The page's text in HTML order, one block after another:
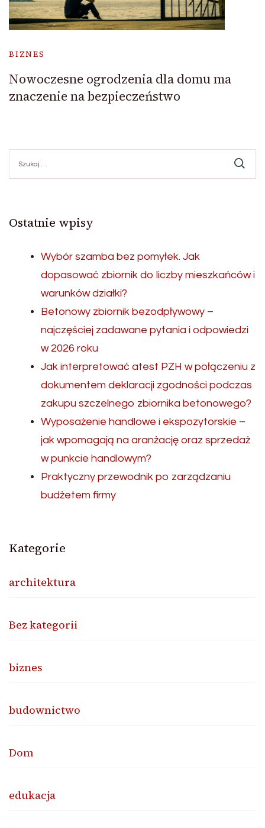
BIZNES
Nowoczesne ogrodzenia dla domu ma
znaczenie na bezpieczeństwo
Ostatnie wpisy
Wybór szamba bez pomyłek. Jak
dopasować zbiornik do liczby mieszkańców i
warunków działki?
Betonowy zbiornik bezodpływowy –
najczęściej zadawane pytania i odpowiedzi
w 2026 roku
Jak interpretować atest PZH w połączeniu z
dokumentem deklaracji zgodności podczas
zakupu szczelnego zbiornika betonowego?
Wyposażenie handlowe i ekspozytorskie –
jak wpomagają na aranżację oraz sprzedaż
w punkcie handlowym?
Praktyczny przewodnik po zarządzaniu
budżetem firmy
Kategorie
architektura
Bez kategorii
biznes
budownictwo
Dom
edukacja